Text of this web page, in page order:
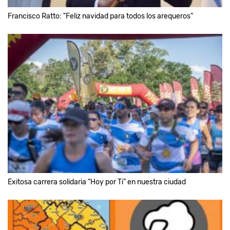
Francisco Ratto: "Feliz navidad para todos los arequeros"
Exitosa carrera solidaria “Hoy por Ti” en nuestra ciudad